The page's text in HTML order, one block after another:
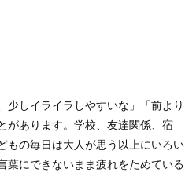
少しイライラしやすいな」「前より
があります。学校、友達関係、宿
もの毎日は大人が思う以上にいろい
葉にできないまま疲れをためている